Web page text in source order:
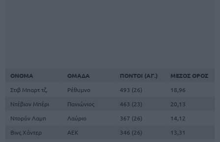
ΟΝΟΜΑ ΟΜΑΔΑ ΠΟΝΤΟΙ (ΑΓ.)
ΜΕΣΟΣ ΟΡΟΣ
Στιβ Μπαρτ τζ.
Ρέθυμνο 493 (26)
18,96
Ντέβιον Μπέρι
Πανιώνιος 463 (23)
20,13
Ντορόν Λαμπ
Λαύριο 367 (26)
14,12
Βινς Χάντερ
ΑΕΚ 346 (26)
13,31